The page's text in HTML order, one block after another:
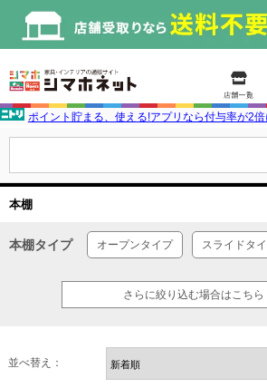
ポイント貯まる、使える!アプリなら付与率が2
本棚
本棚タイプ オープンタイプ スライドタ
さらに絞り込む場合はこちら
並べ替え：